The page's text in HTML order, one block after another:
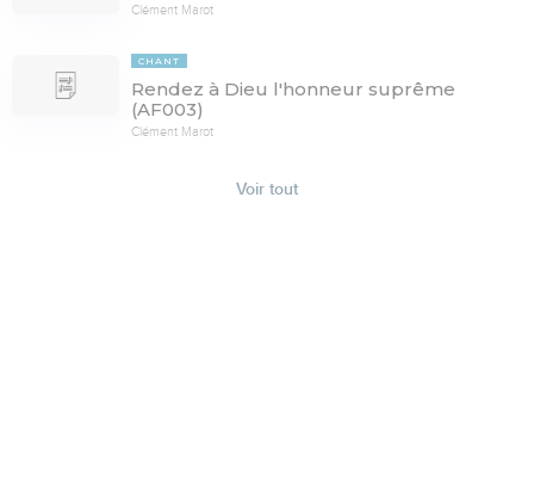
Clément Marot
CHANT
Rendez à Dieu l'honneur suprême
(AF003)
Clément Marot
Voir tout